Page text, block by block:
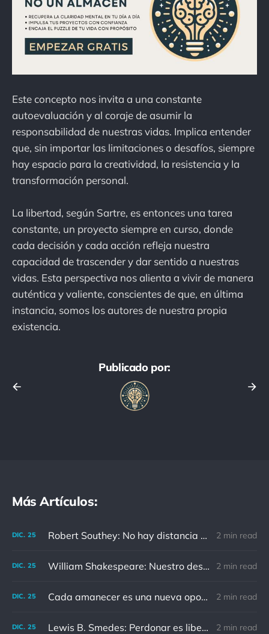
Este concepto nos invita a una constante
autoevaluación y al coraje de asumir la
responsabilidad de nuestras vidas. Implica entender
que, sin importar las limitaciones o desafíos, siempre
hay espacio para la creatividad, la resistencia y la
transformación personal.
La libertad, según Sartre, es entonces una tarea
constante, un proyecto siempre en curso, donde
cada decisión y cada acción refleja nuestra
capacidad de trascender y dar sentido a nuestras
vidas. Esta perspectiva nos alienta a vivir de manera
auténtica y valiente, conscientes de que, en última
instancia, somos los autores de nuestra propia
existencia.
Publicado por:
Más Artículos:
DIC. 25 Robert Southey: No hay distancia o tiempo que pueda disminuir la amistad de aquellos que están completamente convencidos del valor del otro 2 min read
DIC. 25 William Shakespeare: Nuestro destino está en las estrellas, así que levantemos nuestros ojos al cielo 2 min read
DIC. 25 Cada amanecer es una nueva oportunidad 2 min read
DIC. 25 Lewis B. Smedes: Perdonar es liberar a un prisionero y descubrir que el prisionero eras tú 2 min read